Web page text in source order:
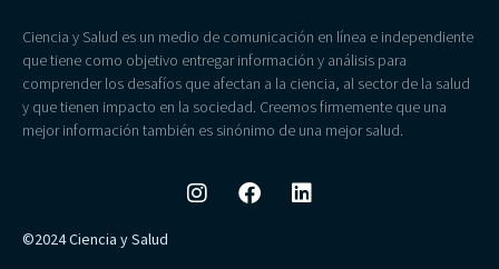
Ciencia y Salud es un medio de comunicación en línea e independiente
que tiene como objetivo entregar información y análisis para
comprender los desafíos que afectan a la ciencia, al sector de la salud
y que tienen impacto en la sociedad. Creemos firmemente que una
mejor información también es sinónimo de una mejor salud.
©2024 Ciencia y Salud